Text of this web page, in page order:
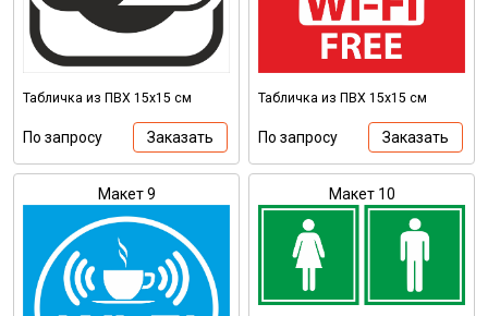
Табличка из ПВХ 15х15 см
По запросу Заказать
Табличка из ПВХ 15х15 см
По запросу Заказать
Макет 9 Макет 10